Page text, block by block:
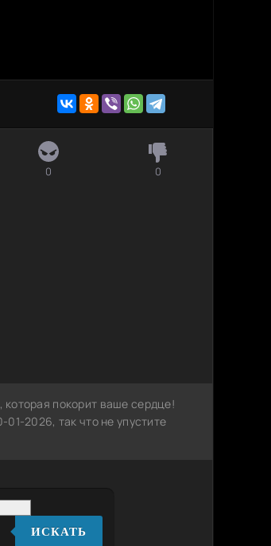
0 0
покорит ваше сердце!
2026, так что не упустите
ИСКАТЬ